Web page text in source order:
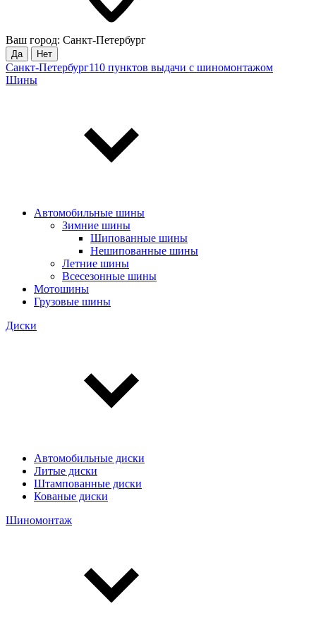
Ваш город: Санкт-Петербург
Да Нет
Санкт-Петербург110 пунктов выдачи с шиномонтажом
Шины
Автомобильные шины
Зимние шины
Шипованные шины
Нешипованные шины
Летние шины
Всесезонные шины
Мотошины
Грузовые шины
Диски
Автомобильные диски
Литые диски
Штампованные диски
Кованые диски
Шиномонтаж